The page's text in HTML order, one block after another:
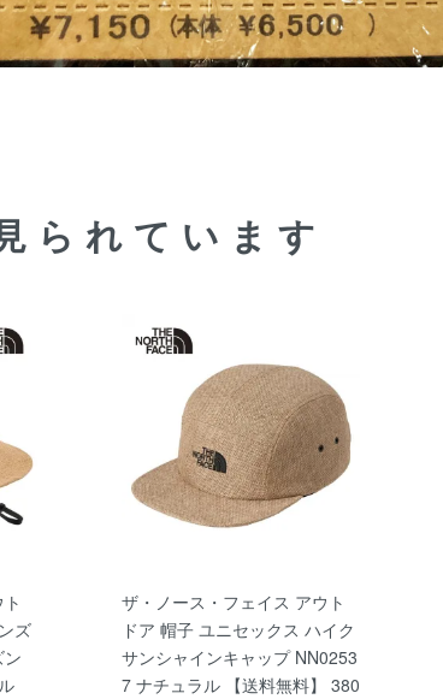
られています
ズ
ザ・ノース・フェイス アウト
ドア 帽子 ユニセックス ハイク
サンシャインキャップ NN0253
7 ナチュラル 【送料無料】 380